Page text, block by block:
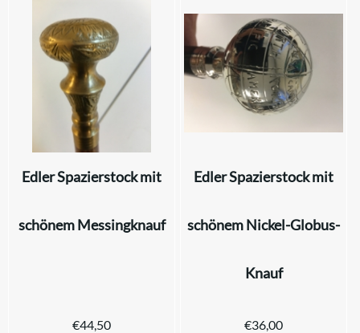
Edler Spazierstock mit
schönem Messingknauf
€44,50
Edler Spazierstock mit
schönem Nickel-Globus-
Knauf
€36,00